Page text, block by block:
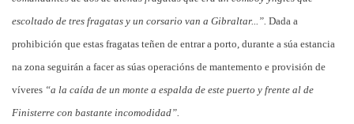
escoltado de tres fragatas y un corsario van a Gibraltar...”. Dada a
prohibición que estas fragatas teñen de entrar a porto, durante a súa estancia
na zona seguirán a facer as súas operacións de mantemento e provisión de
víveres “a la caída de un monte a espalda de este puerto y frente al de
Finisterre con bastante incomodidad”.